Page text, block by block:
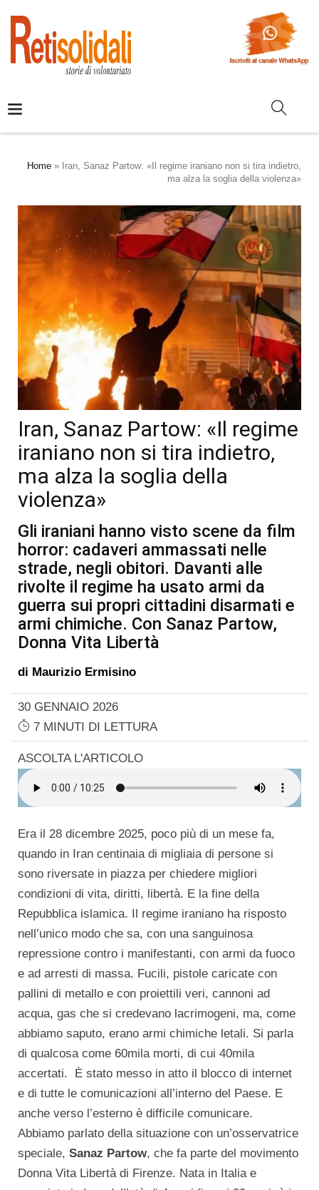
Home » Iran, Sanaz Partow: «Il regime iraniano non si tira indietro,
ma alza la soglia della violenza»
Iran, Sanaz Partow: «Il regime
iraniano non si tira indietro,
ma alza la soglia della
violenza»
Gli iraniani hanno visto scene da film
horror: cadaveri ammassati nelle
strade, negli obitori. Davanti alle
rivolte il regime ha usato armi da
guerra sui propri cittadini disarmati e
armi chimiche. Con Sanaz Partow,
Donna Vita Libertà
di Maurizio Ermisino
30 GENNAIO 2026
7 MINUTI DI LETTURA
ASCOLTA L'ARTICOLO
Era il 28 dicembre 2025, poco più di un mese fa,
quando in Iran centinaia di migliaia di persone si
sono riversate in piazza per chiedere migliori
condizioni di vita, diritti, libertà. E la fine della
Repubblica islamica. Il regime iraniano ha risposto
nell’unico modo che sa, con una sanguinosa
repressione contro i manifestanti, con armi da fuoco
e ad arresti di massa. Fucili, pistole caricate con
pallini di metallo e con proiettili veri, cannoni ad
acqua, gas che si credevano lacrimogeni, ma, come
abbiamo saputo, erano armi chimiche letali. Si parla
di qualcosa come 60mila morti, di cui 40mila
accertati. È stato messo in atto il blocco di internet
e di tutte le comunicazioni all’interno del Paese. E
anche verso l’esterno è difficile comunicare.
Abbiamo parlato della situazione con un’osservatrice
speciale, Sanaz Partow, che fa parte del movimento
Donna Vita Libertà di Firenze. Nata in Italia e